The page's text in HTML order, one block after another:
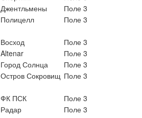
Джентльмены
Поле 3
Полицелл
Поле 3
Восход
Поле 3
Altenar
Поле 3
Город Солнца
Поле 3
Остров Сокровищ Поле 3
ФК ПСК
Поле 3
Радар
Поле 3